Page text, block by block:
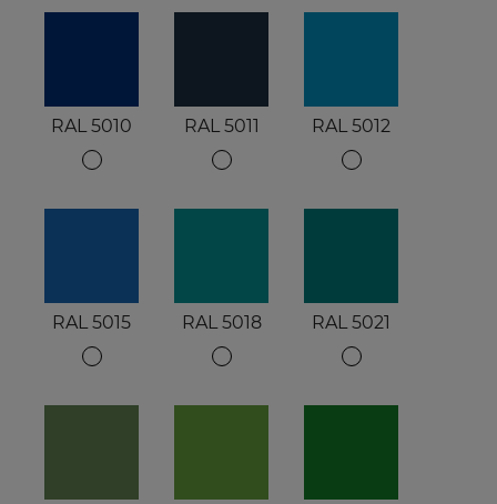
RAL 5010 RAL 5011 RAL 5012
RAL 5015 RAL 5018 RAL 5021